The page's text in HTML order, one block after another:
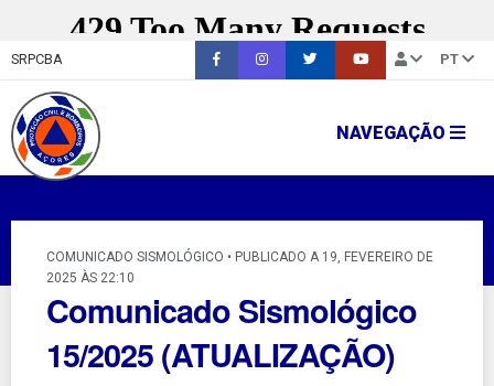
SRPCBA PT
NAVEGAÇÃO
COMUNICADO SISMOLÓGICO • PUBLICADO A 19, FEVEREIRO DE
2025 ÀS 22:10
Comunicado Sismológico
15/2025 (ATUALIZAÇÃO)